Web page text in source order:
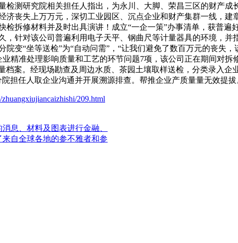
检测研究院相关担任人指出，为永川、大脚、荣昌三区的财产
济丧失上万万元，深切工业园区、沉点企业和财产集群一线，
检拆修材料并及时出具演讲！成立“一企一策”办事清单，获普
，针对该公司普遍利用电子天平、钢曲尺等计量器具的环境，
院变“坐等送检”为“自动问需”，“让我们避免了数百万元的丧失
精准处理影响质量和工艺的环节问题7项，该公司正在期间对
档案。经现场勘查及周边水质、茶园土壤取样送检，分类录入
担任人取企业沟通并开展溯源排查。帮推企业产质量量无效提拔
209.html
息、材料及图表进行金融、
自全球各地的参不雅者和参